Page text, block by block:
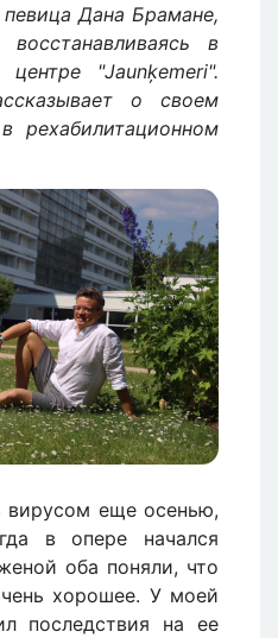
Дана Брамане,
в
центре "Jaunķemeri".
о своем
рехабилитационном
вирусом еще осенью,
в опере начался
оба поняли, что
хорошее. У моей
последствия на ее